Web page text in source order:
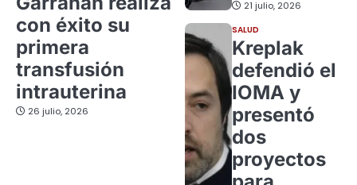
con éxito su
primera
transfusión
intrauterina
26 julio, 2026
21 julio, 2026
SALUD
Kreplak
defendió el
IOMA y
presentó
dos
proyectos